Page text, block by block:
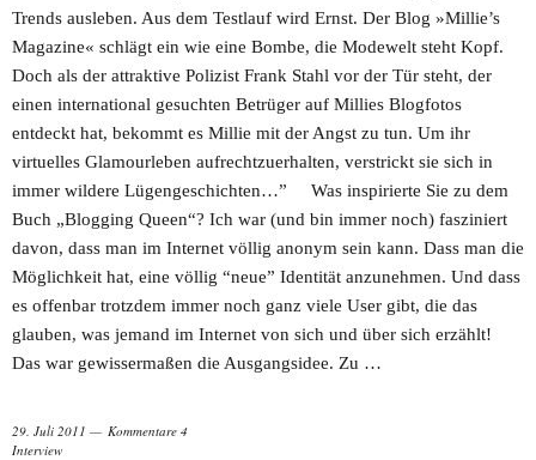
Trends ausleben. Aus dem Testlauf wird Ernst. Der Blog »Millie’s
Magazine« schlägt ein wie eine Bombe, die Modewelt steht Kopf.
Doch als der attraktive Polizist Frank Stahl vor der Tür steht, der
einen international gesuchten Betrüger auf Millies Blogfotos
entdeckt hat, bekommt es Millie mit der Angst zu tun. Um ihr
virtuelles Glamourleben aufrechtzuerhalten, verstrickt sie sich in
immer wildere Lügengeschichten…” Was inspirierte Sie zu dem
Buch „Blogging Queen“? Ich war (und bin immer noch) fasziniert
davon, dass man im Internet völlig anonym sein kann. Dass man die
Möglichkeit hat, eine völlig “neue” Identität anzunehmen. Und dass
es offenbar trotzdem immer noch ganz viele User gibt, die das
glauben, was jemand im Internet von sich und über sich erzählt!
Das war gewissermaßen die Ausgangsidee. Zu …
29. Juli 2011
Kommentare 4
Interview